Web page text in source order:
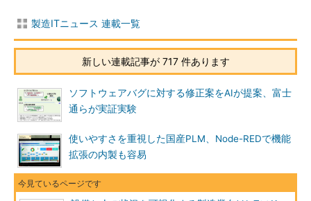
製造ITニュース 連載一覧
新しい連載記事が 717 件あります
ソフトウェアバグに対する修正案をAIが提案、富士
通らが実証実験
使いやすさを重視した国産PLM、Node-REDで機能
拡張の内製も容易